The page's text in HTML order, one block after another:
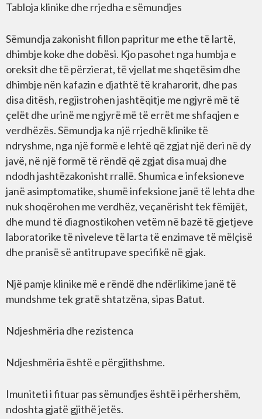
Tabloja klinike dhe rrjedha e sëmundjes
Sëmundja zakonisht fillon papritur me ethe të lartë,
dhimbje koke dhe dobësi. Kjo pasohet nga humbja e
oreksit dhe të përzierat, të vjellat me shqetësim dhe
dhimbje nën kafazin e djathtë të kraharorit, dhe pas
disa ditësh, regjistrohen jashtëqitje me ngjyrë më të
çelët dhe urinë me ngjyrë më të errët me shfaqjen e
verdhëzës. Sëmundja ka një rrjedhë klinike të
ndryshme, nga një formë e lehtë që zgjat një deri në dy
javë, në një formë të rëndë që zgjat disa muaj dhe
ndodh jashtëzakonisht rrallë. Shumica e infeksioneve
janë asimptomatike, shumë infeksione janë të lehta dhe
nuk shoqërohen me verdhëz, veçanërisht tek fëmijët,
dhe mund të diagnostikohen vetëm në bazë të gjetjeve
laboratorike të niveleve të larta të enzimave të mëlçisë
dhe pranisë së antitrupave specifikë në gjak.
Një pamje klinike më e rëndë dhe ndërlikime janë të
mundshme tek gratë shtatzëna, sipas Batut.
Ndjeshmëria dhe rezistenca
Ndjeshmëria është e përgjithshme.
Imuniteti i fituar pas sëmundjes është i përhershëm,
ndoshta gjatë gjithë jetës.